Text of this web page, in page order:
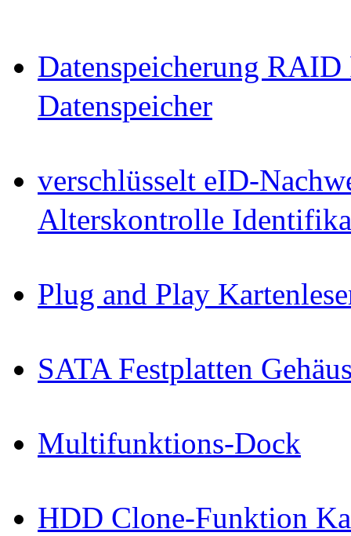
Datenspeicherung
Datenspeicher
verschlüsselt eID-
Alterskontrolle
Plug and Play
SATA Festplatten
Multifunktions-Dock
HDD Clone-Funktion